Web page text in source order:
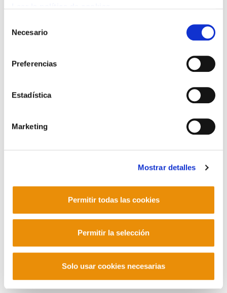
Necesario
Preferencias
Estadística
Marketing
Mostrar detalles
Permitir todas las cookies
Permitir la selección
Solo usar cookies necesarias
Barrainkua 13 - 48009 Bilbo -
Telf. +33 (0) 559 25 65 52
Mastodon